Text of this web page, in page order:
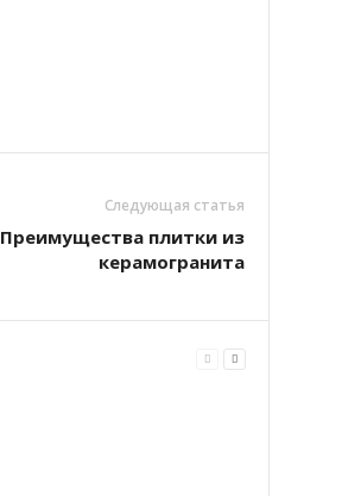
Следующая статья
Преимущества плитки из
керамогранита